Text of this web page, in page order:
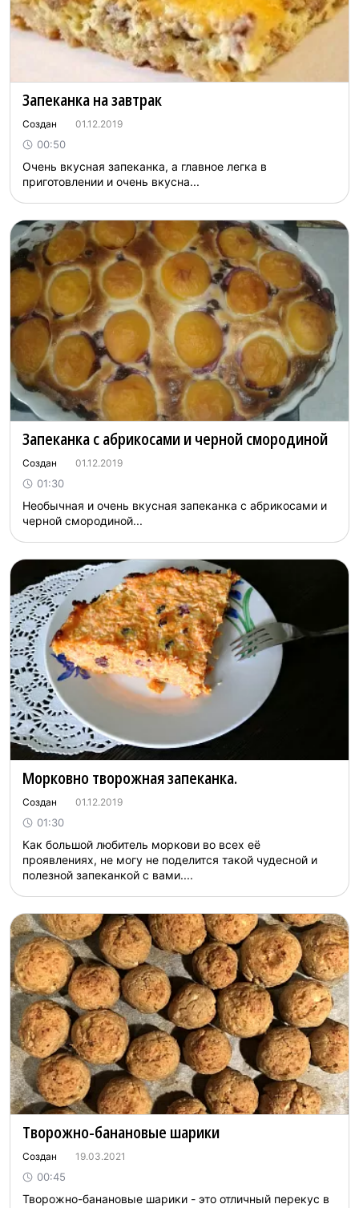
Запеканка на завтрак
Создан 01.12.2019
00:50
Очень вкусная запеканка, а главное легка в
приготовлении и очень вкусна...
Запеканка с абрикосами и черной смородиной
Создан 01.12.2019
01:30
Необычная и очень вкусная запеканка с абрикосами и
черной смородиной...
Морковно творожная запеканка.
Создан 01.12.2019
01:30
Как большой любитель моркови во всех её
проявлениях, не могу не поделится такой чудесной и
полезной запеканкой с вами....
Творожно-банановые шарики
Создан 19.03.2021
00:45
Творожно-банановые шарики - это отличный перекус в